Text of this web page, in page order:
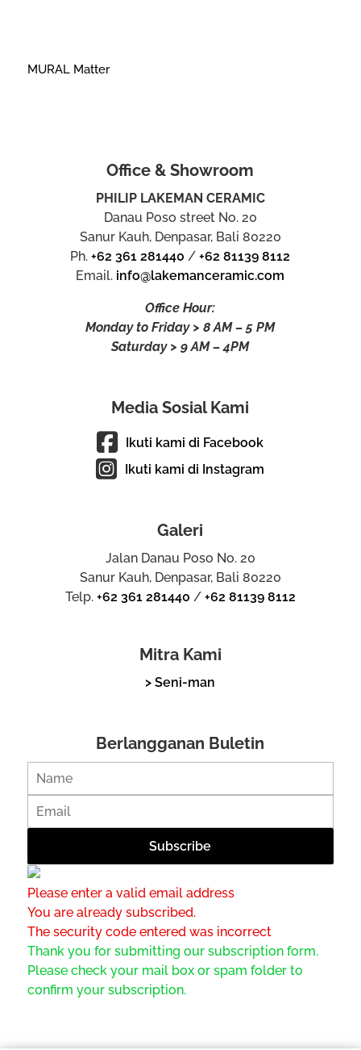
MURAL Matter
Office & Showroom
PHILIP LAKEMAN CERAMIC
Danau Poso street No. 20
Sanur Kauh, Denpasar, Bali 80220
Ph.+62 361 281440 /+62 81139 8112
Email. info@lakemanceramic.com
Office Hour:
Monday to Friday > 8 AM – 5 PM
Saturday > 9 AM – 4PM
Media Sosial Kami
Ikuti kami di Facebook
Ikuti kami di Instagram
Galeri
Jalan Danau Poso No. 20
Sanur Kauh, Denpasar, Bali 80220
Telp. +62 361 281440 / +62 81139 8112
Mitra Kami
> Seni-man
Berlangganan Buletin
Please enter a valid email address
You are already subscribed.
The security code entered was incorrect
Thank you for submitting our subscription form.
Please check your mail box or spam folder to
confirm your subscription.